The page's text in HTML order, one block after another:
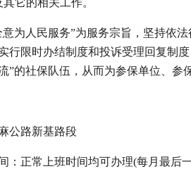
它的相关工作。
为人民服务”为服务宗旨，坚持依
行限时办结制度和投诉受理回复制
”的社保队伍，从而为参保单位、参
公路新基路段
：正常上班时间均可办理(每月最后